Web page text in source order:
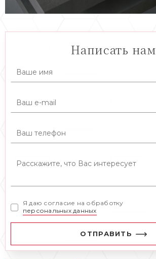
Написать нам
Я даю согласие на обработку
персональных данных
ОТПРАВИТЬ